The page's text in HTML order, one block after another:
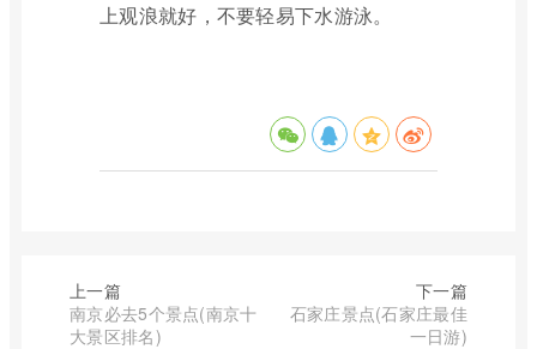
上观浪就好，不要轻易下水游泳。
上一篇
南京必去5个景点(南京十
大景区排名)
下一篇
石家庄景点(石家庄最佳
一日游)